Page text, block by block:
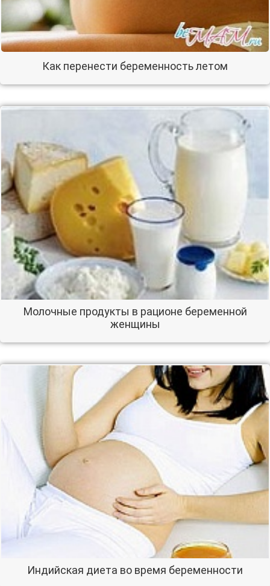
Как перенести беременность летом
Молочные продукты в рационе беременной
женщины
Индийская диета во время беременности